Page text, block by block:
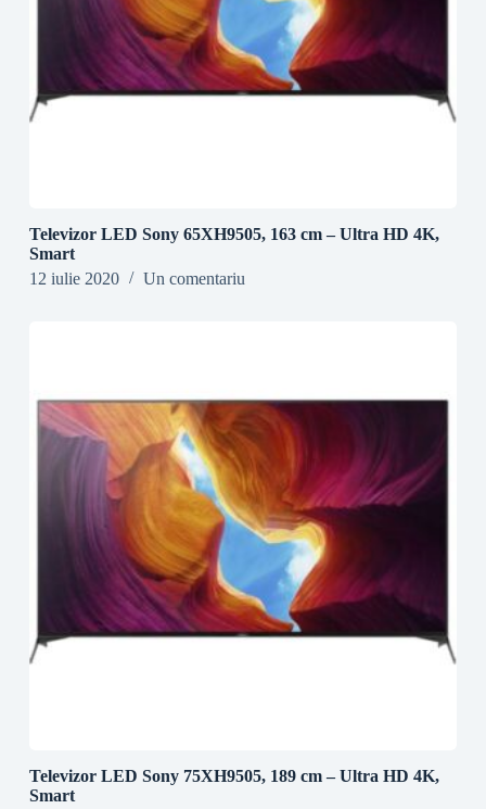
Televizor LED Sony 65XH9505, 163 cm – Ultra HD 4K,
Smart
12 iulie 2020
Un comentariu
Televizor LED Sony 75XH9505, 189 cm – Ultra HD 4K,
Smart